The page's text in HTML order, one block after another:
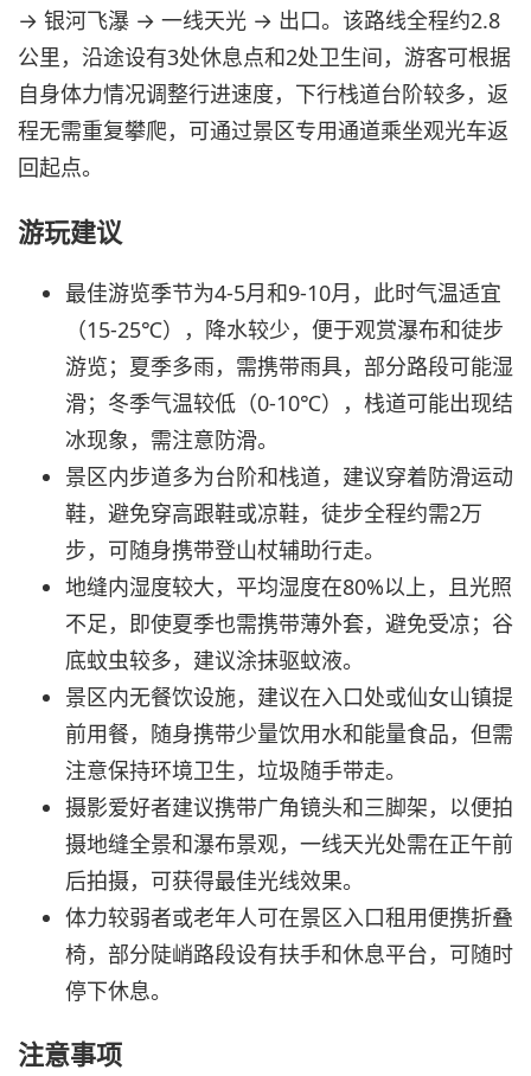
→ 银河飞瀑 → 一线天光 → 出口。该路线全程约2.8
公里，沿途设有3处休息点和2处卫生间，游客可根据
自身体力情况调整行进速度，下行栈道台阶较多，返
程无需重复攀爬，可通过景区专用通道乘坐观光车返
回起点。
游玩建议
最佳游览季节为4-5月和9-10月，此时气温适宜
（15-25℃），降水较少，便于观赏瀑布和徒步
游览；夏季多雨，需携带雨具，部分路段可能湿
滑；冬季气温较低（0-10℃），栈道可能出现结
冰现象，需注意防滑。
景区内步道多为台阶和栈道，建议穿着防滑运动
鞋，避免穿高跟鞋或凉鞋，徒步全程约需2万
步，可随身携带登山杖辅助行走。
地缝内湿度较大，平均湿度在80%以上，且光照
不足，即使夏季也需携带薄外套，避免受凉；谷
底蚊虫较多，建议涂抹驱蚊液。
景区内无餐饮设施，建议在入口处或仙女山镇提
前用餐，随身携带少量饮用水和能量食品，但需
注意保持环境卫生，垃圾随手带走。
摄影爱好者建议携带广角镜头和三脚架，以便拍
摄地缝全景和瀑布景观，一线天光处需在正午前
后拍摄，可获得最佳光线效果。
体力较弱者或老年人可在景区入口租用便携折叠
椅，部分陡峭路段设有扶手和休息平台，可随时
停下休息。
注意事项